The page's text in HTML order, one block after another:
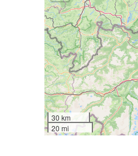
30 km
20 mi